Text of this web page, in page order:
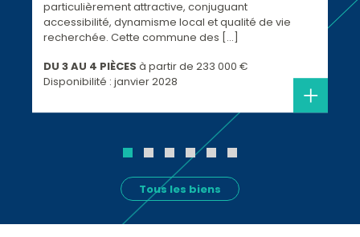
particulièrement attractive, conjuguant
accessibilité, dynamisme local et qualité de vie
recherchée. Cette commune des [...]
DU 3 AU 4 PIÈCES à partir de 233 000 €
Disponibilité : janvier 2028
Tous les biens